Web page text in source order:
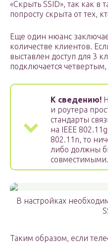
«Скрыть SSID», так как в
попросту скрыта от тех,
Еще один нюанс
количестве клиентов.
выставлен доступ для 3
подключается
К сведению!
и роутера
стандарты
на IEEE
802.11n, то
либо должны
совместимыми.
В настройках
Таким образом, если